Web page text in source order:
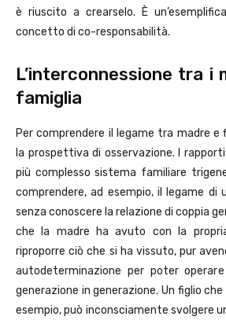
è riuscito a crearselo. È
concetto di co-responsabilità.
L’interconnessione tra i
famiglia
Per comprendere il legame tra madre e
la prospettiva di osservazione. I
più complesso sistema familiare
comprendere, ad esempio, il legame di
senza conoscere la relazione di coppia
che la madre ha avuto con la
riproporre ciò che si ha vissuto, pur
autodeterminazione per poter
generazione in generazione. Un figlio
esempio, può inconsciamente svolgere